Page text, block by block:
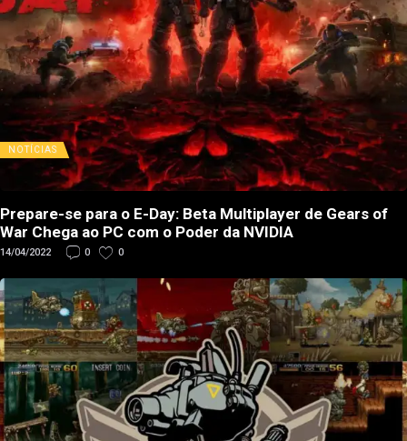
NOTÍCIAS
Prepare-se para o E-Day: Beta Multiplayer de Gears of
War Chega ao PC com o Poder da NVIDIA
14/04/2022 0 0